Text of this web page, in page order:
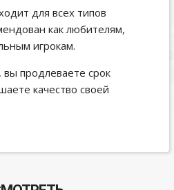
для всех типов
как любителям,
игрокам.
вы продлеваете срок
качество своей